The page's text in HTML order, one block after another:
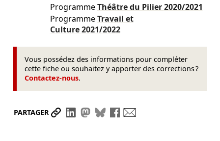
ProgrammeThéâtre du Pilier2020/2021
ProgrammeTravail et
Culture2021/2022
Vous possédez des informations pour compléter
cette fiche ou souhaitez y apporter des corrections ?
Contactez-nous.
PARTAGER Partager le lien
Partager sur LinkedIn
Partager sur Mastodon
Partager sur Bluesky
Partager sur Facebook